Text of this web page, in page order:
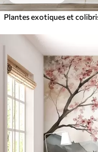
Plantes exotiques et